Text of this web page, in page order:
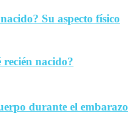
Su aspecto físico
nacido?
durante el embarazo